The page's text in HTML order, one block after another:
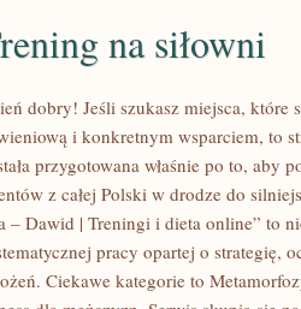
na siłowni
dobry! Jeśli szukasz miejsca, które
i konkretnym wsparciem, to
przygotowana właśnie po to, aby
z całej Polski w drodze do
– Dawid | Treningi i dieta online” to
pracy opartej o strategię,
Ciekawe kategorie to